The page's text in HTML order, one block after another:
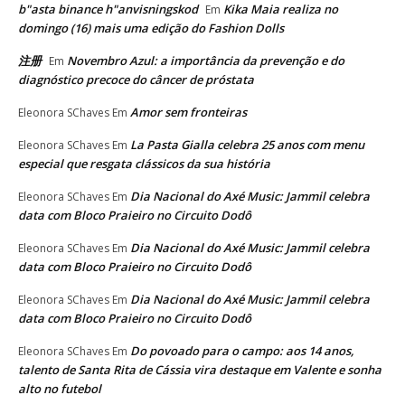
b"asta binance h"anvisningskod Em Kika Maia realiza no
domingo (16) mais uma edição do Fashion Dolls
注册 Em Novembro Azul: a importância da prevenção e do
diagnóstico precoce do câncer de próstata
Eleonora SChaves Em Amor sem fronteiras
Eleonora SChaves Em La Pasta Gialla celebra 25 anos com menu
especial que resgata clássicos da sua história
Eleonora SChaves Em Dia Nacional do Axé Music: Jammil celebra
data com Bloco Praieiro no Circuito Dodô
Eleonora SChaves Em Dia Nacional do Axé Music: Jammil celebra
data com Bloco Praieiro no Circuito Dodô
Eleonora SChaves Em Dia Nacional do Axé Music: Jammil celebra
data com Bloco Praieiro no Circuito Dodô
Eleonora SChaves Em Do povoado para o campo: aos 14 anos,
talento de Santa Rita de Cássia vira destaque em Valente e sonha
alto no futebol